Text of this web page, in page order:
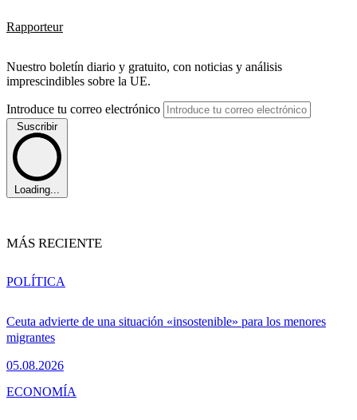
Rapporteur
Nuestro boletín diario y gratuito, con noticias y análisis
imprescindibles sobre la UE.
Introduce tu correo electrónico
Suscribir
Loading...
MÁS RECIENTE
Ceuta advierte de una situación «insostenible» para los menores
migrantes
05.08.2026
POLÍTICA
ECONOMÍA